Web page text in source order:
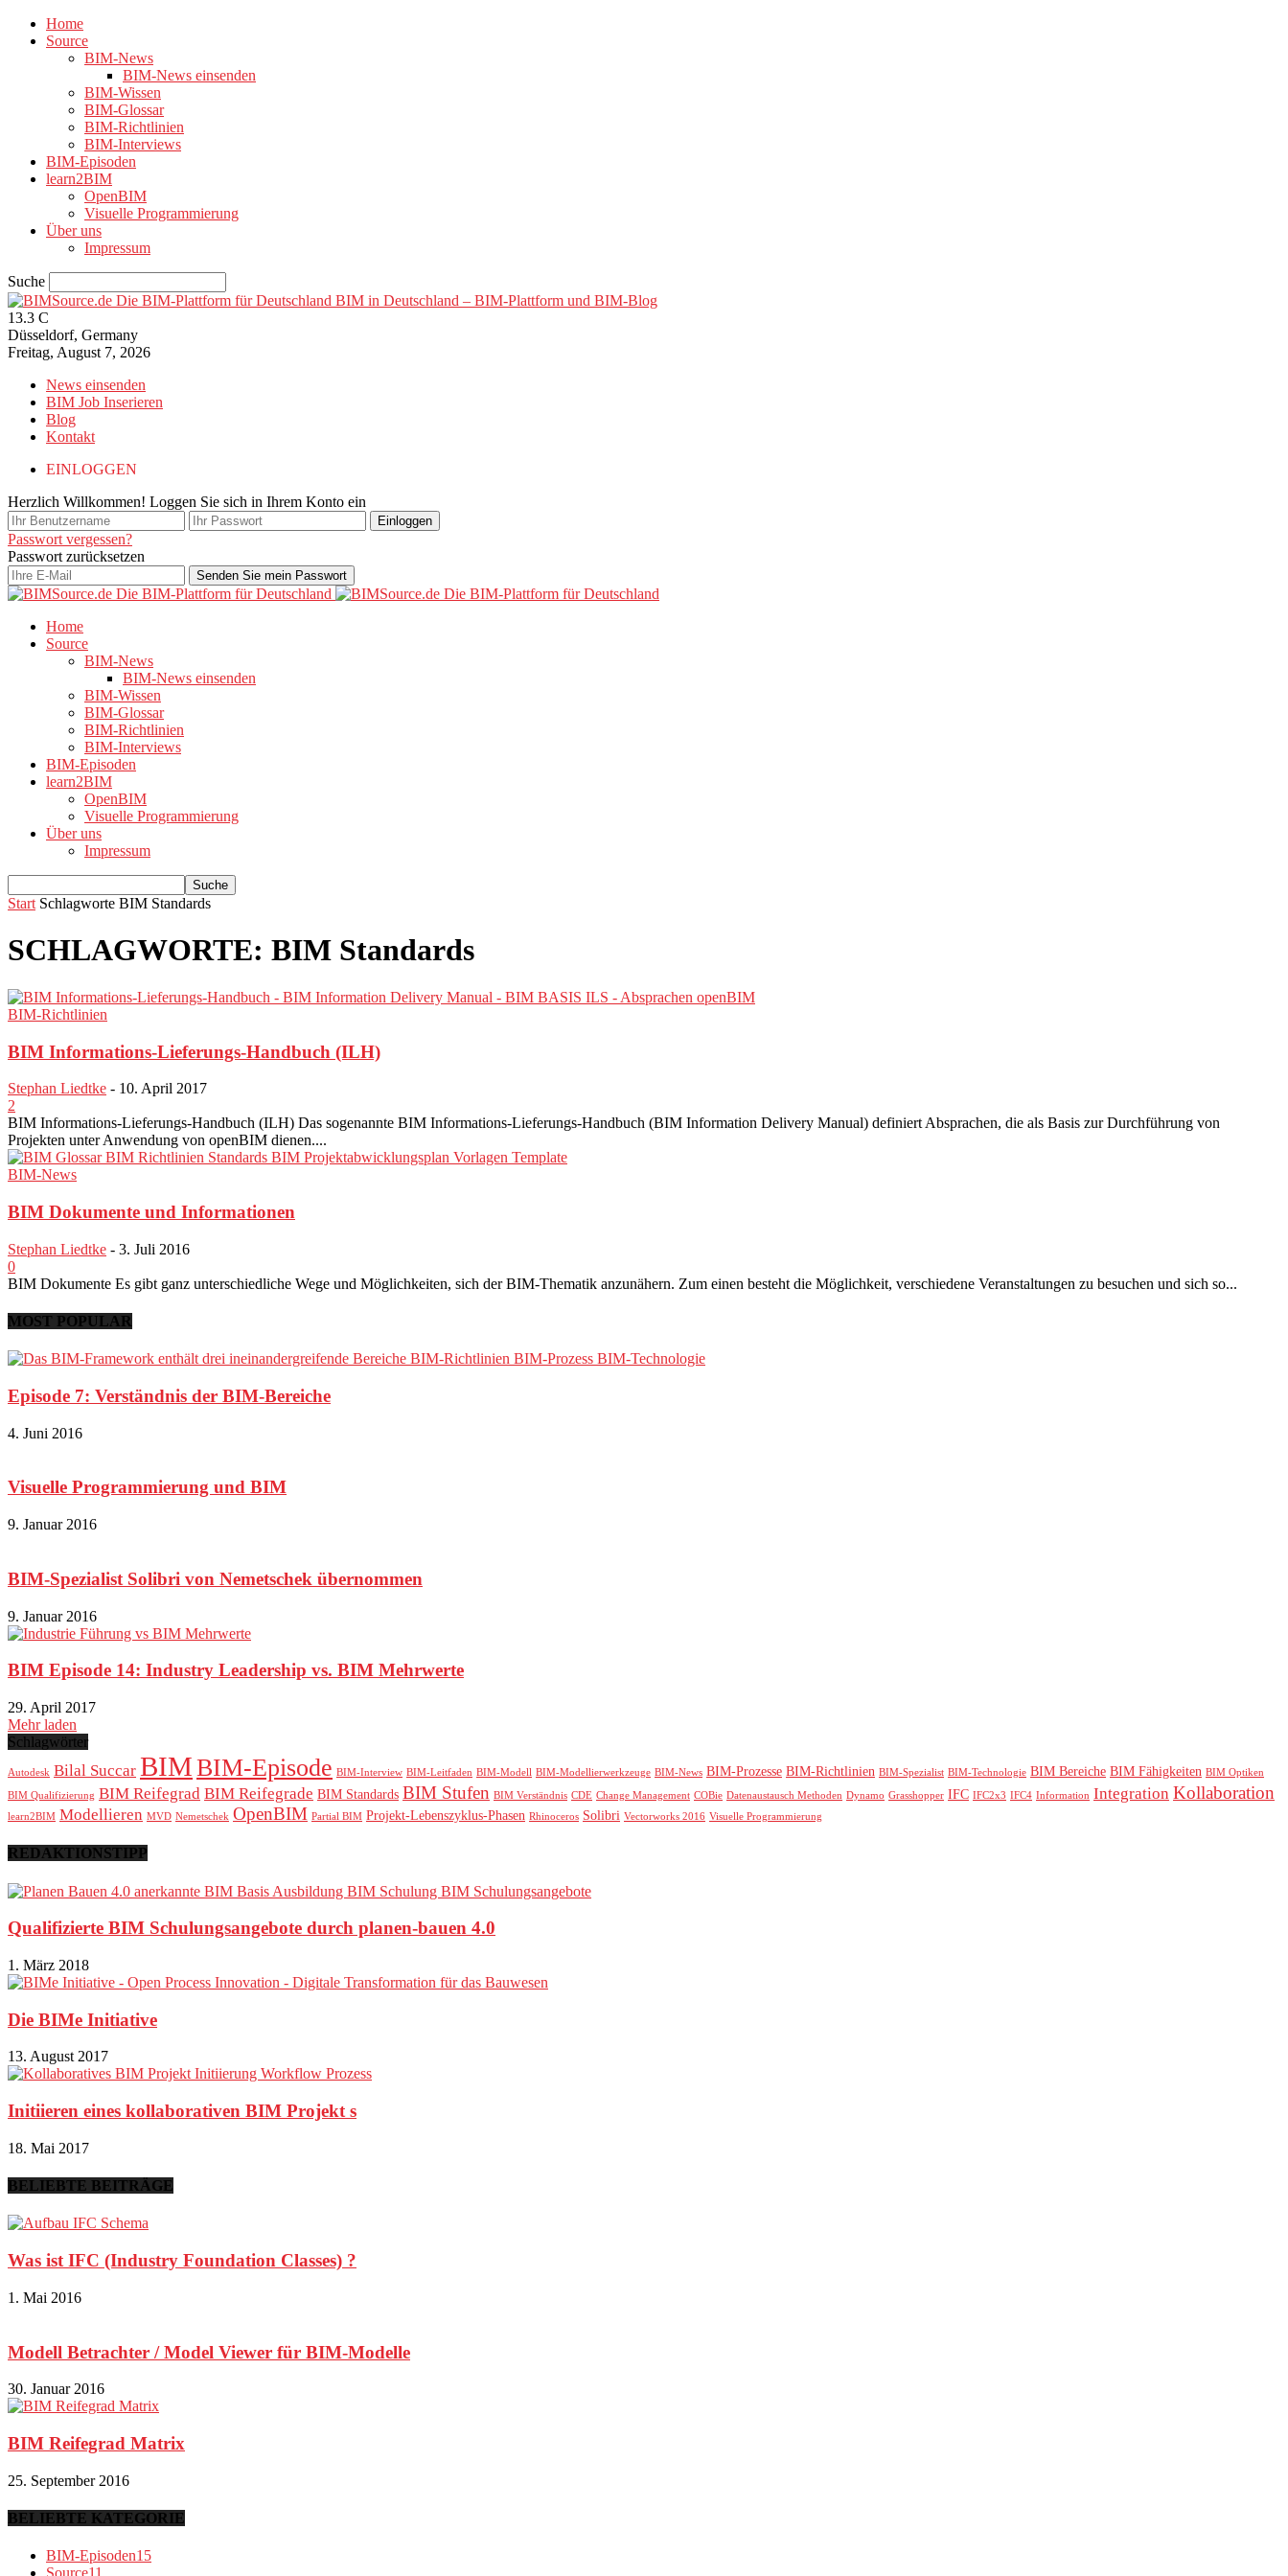
Home
Source
BIM-News
BIM-News einsenden
BIM-Wissen
BIM-Glossar
BIM-Richtlinien
BIM-Interviews
BIM-Episoden
learn2BIM
OpenBIM
Visuelle Programmierung
Über uns
Impressum
Suche
BIM in Deutschland – BIM-Plattform und BIM-Blog
13.3 C
Düsseldorf, Germany
Freitag, August 7, 2026
News einsenden
BIM Job Inserieren
Blog
Kontakt
EINLOGGEN
Herzlich Willkommen! Loggen Sie sich in Ihrem Konto ein
Passwort vergessen?
Passwort zurücksetzen
Home
Source
BIM-News
BIM-News einsenden
BIM-Wissen
BIM-Glossar
BIM-Richtlinien
BIM-Interviews
BIM-Episoden
learn2BIM
OpenBIM
Visuelle Programmierung
Über uns
Impressum
Start Schlagworte BIM Standards
SCHLAGWORTE: BIM Standards
BIM-Richtlinien
BIM Informations-Lieferungs-Handbuch (ILH)
Stephan Liedtke - 10. April 2017
2
BIM Informations-Lieferungs-Handbuch (ILH) Das sogenannte BIM Informations-Lieferungs-Handbuch (BIM Information Delivery Manual) definiert Absprachen, die als Basis zur Durchführung von
Projekten unter Anwendung von openBIM dienen....
BIM-News
BIM Dokumente und Informationen
Stephan Liedtke - 3. Juli 2016
0
BIM Dokumente Es gibt ganz unterschiedliche Wege und Möglichkeiten, sich der BIM-Thematik anzunähern. Zum einen besteht die Möglichkeit, verschiedene Veranstaltungen zu besuchen und sich so...
MOST POPULAR
Episode 7: Verständnis der BIM-Bereiche
4. Juni 2016
Visuelle Programmierung und BIM
9. Januar 2016
BIM-Spezialist Solibri von Nemetschek übernommen
9. Januar 2016
BIM Episode 14: Industry Leadership vs. BIM Mehrwerte
29. April 2017
Mehr laden
Schlagwörter
Autodesk Bilal Succar BIMBIM-Episode BIM-Interview BIM-Leitfaden BIM-Modell BIM-Modellierwerkzeuge BIM-News BIM-Prozesse BIM-Richtlinien BIM-Spezialist BIM-Technologie BIM Bereiche BIM Fähigkeiten BIM Optiken
BIM Qualifizierung BIM Reifegrad BIM Reifegrade BIM Standards BIM Stufen BIM Verständnis CDE Change Management COBie Datenaustausch Methoden Dynamo Grasshopper IFC IFC2x3 IFC4 Information Integration Kollaboration
learn2BIM Modellieren MVD Nemetschek OpenBIM Partial BIM Projekt-Lebenszyklus-Phasen Rhinoceros Solibri Vectorworks 2016 Visuelle Programmierung
REDAKTIONSTIPP
Qualifizierte BIM Schulungsangebote durch planen-bauen 4.0
1. März 2018
Die BIMe Initiative
13. August 2017
Initiieren eines kollaborativen BIM Projekt s
18. Mai 2017
BELIEBTE BEITRÄGE
Was ist IFC (Industry Foundation Classes) ?
1. Mai 2016
Modell Betrachter / Model Viewer für BIM-Modelle
30. Januar 2016
BIM Reifegrad Matrix
25. September 2016
BELIEBTE KATEGORIE
BIM-Episoden15